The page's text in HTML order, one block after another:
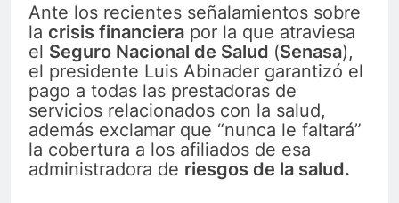
Ante los recientes señalamientos sobre
la crisis financiera por la que atraviesa
el Seguro Nacional de Salud (Senasa),
el presidente Luis Abinader garantizó el
pago a todas las prestadoras de
servicios relacionados con la salud,
además exclamar que “nunca le faltará”
la cobertura a los afiliados de esa
administradora de riesgos de la salud.